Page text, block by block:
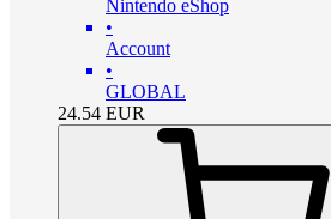
Nintendo eShop
•
Account
•
GLOBAL
24.54 EUR